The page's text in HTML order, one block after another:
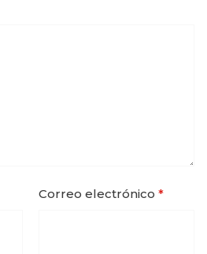
Correo electrónico *